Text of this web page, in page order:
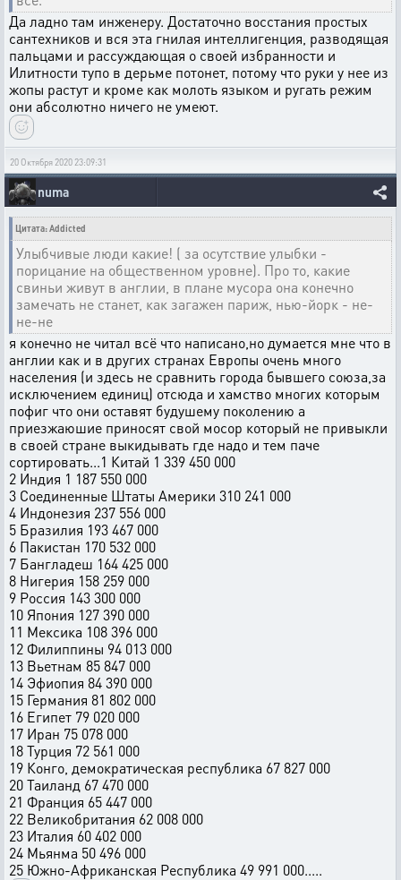
Да ладно там инженеру. Достаточно восстания простых
сантехников и вся эта гнилая интеллигенция, разводящая
пальцами и рассуждающая о своей избранности и
Илитности тупо в дерьме потонет, потому что руки у нее из
жопы растут и кроме как молоть языком и ругать режим
они абсолютно ничего не умеют.
20 Октября 2020 23:09:31
numa
Цитата: Addicted
Улыбчивые люди какие! ( за осутствие улыбки -
порицание на общественном уровне). Про то, какие
свиньи живут в англии, в плане мусора она конечно
замечать не станет, как загажен париж, нью-йорк - не-
не-не
я конечно не читал всё что написано,но думается мне что в
англии как и в других странах Европы очень много
населения (и здесь не сравнить города бывшего союза,за
исключением единиц) отсюда и хамство многих которым
пофиг что они оставят будушему поколению а
приезжаюшие приносят свой мосор который не привыкли
в своей стране выкидывать где надо и тем паче
сортировать...1 Китай 1 339 450 000
2 Индия 1 187 550 000
3 Соединенные Штаты Америки 310 241 000
4 Индонезия 237 556 000
5 Бразилия 193 467 000
6 Пакистан 170 532 000
7 Бангладеш 164 425 000
8 Нигерия 158 259 000
9 Россия 143 300 000
10 Япония 127 390 000
11 Мексика 108 396 000
12 Филиппины 94 013 000
13 Вьетнам 85 847 000
14 Эфиопия 84 390 000
15 Германия 81 802 000
16 Египет 79 020 000
17 Иран 75 078 000
18 Турция 72 561 000
19 Конго, демократическая республика 67 827 000
20 Таиланд 67 470 000
21 Франция 65 447 000
22 Великобритания 62 008 000
23 Италия 60 402 000
24 Мьянма 50 496 000
25 Южно-Африканская Республика 49 991 000.....